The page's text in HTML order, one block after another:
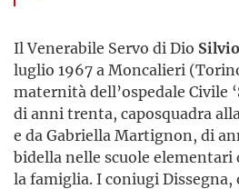
Il Venerabile Servo di Dio
luglio 1967 a Moncalieri
maternità dell’ospedale Civile
di anni trenta, caposquadra
e da Gabriella Martignon, di
bidella nelle scuole elementari
la famiglia. I coniugi